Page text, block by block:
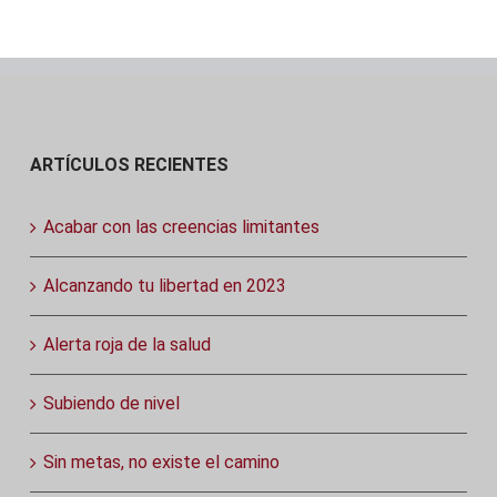
ARTÍCULOS RECIENTES
Acabar con las creencias limitantes
Alcanzando tu libertad en 2023
Alerta roja de la salud
Subiendo de nivel
Sin metas, no existe el camino